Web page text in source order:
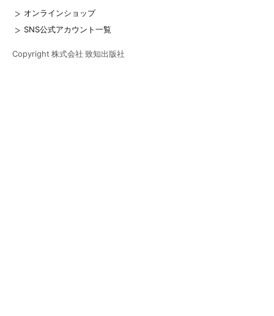
オンラインショップ
SNS公式アカウント一覧
Copyright 株式会社 致知出版社